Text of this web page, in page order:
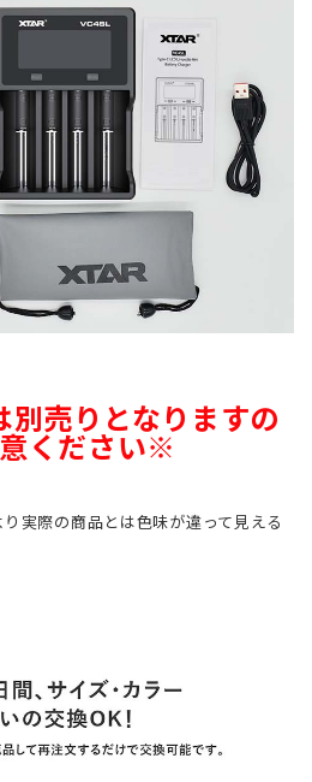
売りとなりますの
ください※
実際の商品とは色味が違って見える